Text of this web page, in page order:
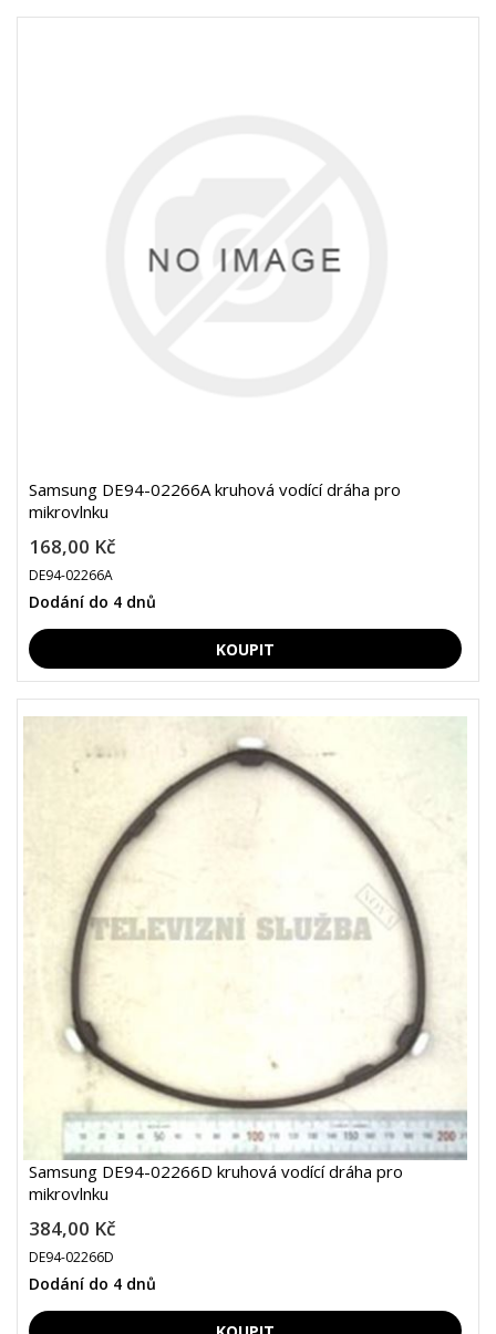
Samsung DE94-02266A kruhová vodící dráha pro
mikrovlnku
168,00 Kč
DE94-02266A
Dodání do 4 dnů
Samsung DE94-02266D kruhová vodící dráha pro
mikrovlnku
384,00 Kč
DE94-02266D
Dodání do 4 dnů